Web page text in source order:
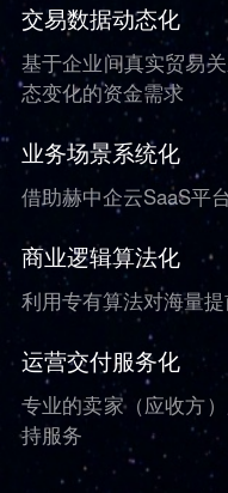
交易数据动态化
基于企业间真实贸易
态变化的资金需求
业务场景系统化
借助赫中企云SaaS平
运营交付服务化
专业的卖家（应收方
持服务
商业逻辑算法化
利用专有算法对海量